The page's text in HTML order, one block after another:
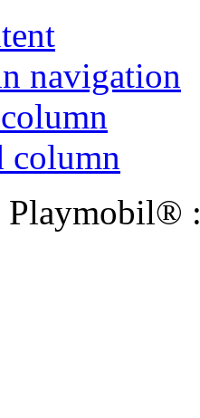
navigation
column
Playmobil®